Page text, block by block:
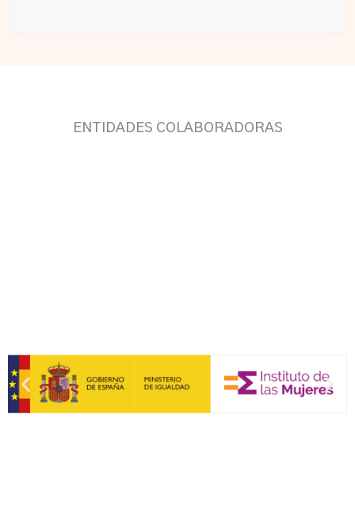
ENTIDADES COLABORADORAS